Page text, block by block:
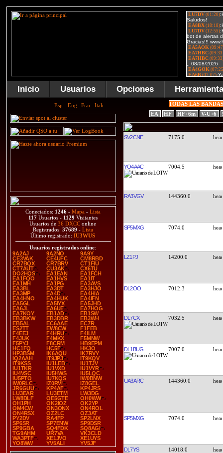
Inicio Usuarios Opciones
Conectados: 1246 - Mapa - Lista
117 Usuarios - 1129 Visitantes
Usuarios de36 DXCC online
Registrados: 37689 - Lista
Último registrado:IU3WUS
Usuarios registrados online:
9A2AJ
9A2NO
9A9Y
CE3VAK
CE4UFC
CM8RBD
CR7BQX
CR7BRV
CT1FIU
CT7AUT
CU3AK
CX6TU
DO2HQS
EA1EAN
EA1FCH
EA1FQO
EA1HVS
EA1IT
EA1MH
EA1PG
EA3AVS
EA3BL
EA3DT
EA3HJO
EA3MP
EA4D
EA4HIA
EA4HNO
EA4HUK
EA4IFN
EA5GL
EA5IYX
EA5JHD
EA6JL
EA6UE
EA7HOG
EA7KOY
EB1AD
EB1SW
EB3BKW
EB3DBR
EB3WH
EB5AL
EC6AAE
EC7R
ES2TT
EW8CW
F1FEB
F4EEJ
F4HRU
F4ILM
F4JUK
F4MKX
F5MNW
F5PYJ
F8CRM
HB9EPM
HC1FQ
HC5F
HK3O
HP3BSM
IK6AQU
IK7RVY
IQ2AAH
IT9JPJ
IT9KQV
IT9KSS
IU1LEB
IU1TJV
IU1TKR
IU1VXD
IU1VYR
IU4VSC
IU5HWS
IU5LQC
IU5PTO
IU7KQS
IW0BNW
IW0RLC
IZ0RVI
IZ8GEL
JR6GUU
KP4AF
KP4JRS
LU3EAR
LU3ETM
LW3DG
LW8DLF
OE5GTE
OH0WW
OH1PH
OK2IOZ
OK2YP
OM4CW
ON3ONX
ON4ROL
ON4RSX
OZ2LC
OZ3AT
PY2DV
RA4FP
SP2LNX
SP6SR
SP7ENW
SP9DSR
SP9GBA
SQ4FDK
SQ8AGI
TG9AHM
UR7VA
VK3CLD
WA3PTF
XE1JVO
XE1UYS
YO8WW
YV5ALI YV5JF
TODAS LAS
EA
HF HF+6m V-U+6
SV2CNE 7175.0
YO4AAC 7004.5
RA3VGV 144360.0
SP5MXG 7074.0
LZ1PJ 14200.0
DL2OO 7012.3
DL7CX 7032.5
DL1BUG 7007.0
UA3ARC 144360.0
SP5MXG 7074.0
DL7YS 14018.0